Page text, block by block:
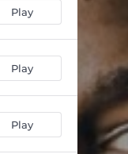
Birth (feat. Motsow06 & Saucy)
Baba Ka Bani Lo (feat. Mpho Spizzy) --
Play
Play
Play